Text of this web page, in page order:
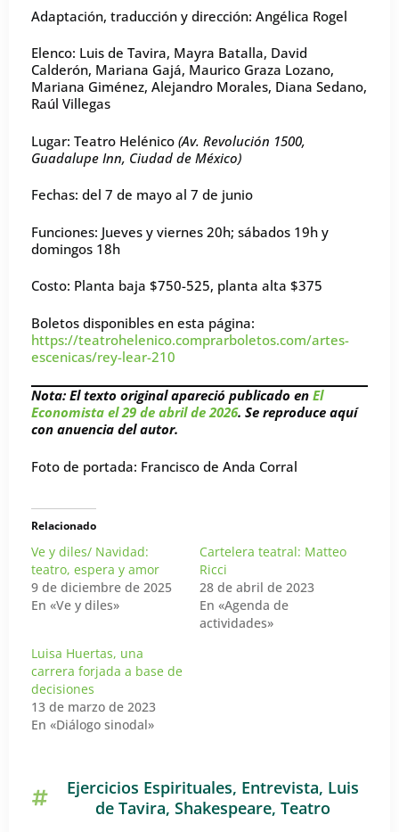
Adaptación, traducción y dirección: Angélica Rogel
Elenco: Luis de Tavira, Mayra Batalla, David
Calderón, Mariana Gajá, Maurico Graza Lozano,
Mariana Giménez, Alejandro Morales, Diana Sedano,
Raúl Villegas
Lugar: Teatro Helénico (Av. Revolución 1500,
Guadalupe Inn, Ciudad de México)
Fechas: del 7 de mayo al 7 de junio
Funciones: Jueves y viernes 20h; sábados 19h y
domingos 18h
Costo: Planta baja $750-525, planta alta $375
Boletos disponibles en esta página:
https://teatrohelenico.comprarboletos.com/artes-
escenicas/rey-lear-210
Nota: El texto original apareció publicado en El
Economista el 29 de abril de 2026. Se reproduce aquí
con anuencia del autor.
Foto de portada: Francisco de Anda Corral
Relacionado
Ve y diles/ Navidad:
teatro, espera y amor
9 de diciembre de 2025
En «Ve y diles»
Cartelera teatral: Matteo
Ricci
28 de abril de 2023
En «Agenda de
actividades»
Luisa Huertas, una
carrera forjada a base de
decisiones
13 de marzo de 2023
En «Diálogo sinodal»
Ejercicios Espirituales, Entrevista, Luis
de Tavira, Shakespeare, Teatro